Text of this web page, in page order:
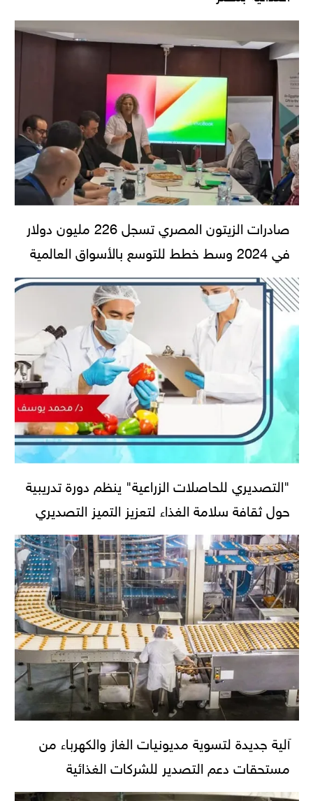
صادرات الزيتون المصري تسجل 226 مليون دولار
في 2024 وسط خطط للتوسع بالأسواق العالمية
"التصديري للحاصلات الزراعية" ينظم دورة تدريبية
حول ثقافة سلامة الغذاء لتعزيز التميز التصديري
آلية جديدة لتسوية مديونيات الغاز والكهرباء من
مستحقات دعم التصدير للشركات الغذائية